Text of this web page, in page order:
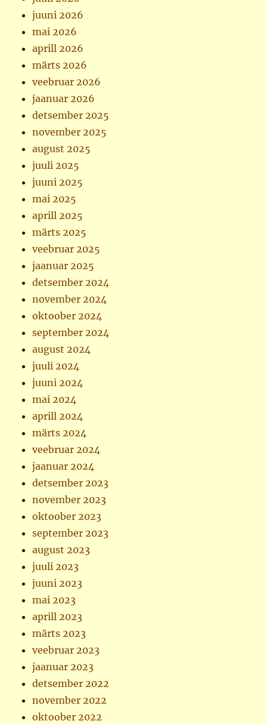
juuni 2026
mai 2026
aprill 2026
märts 2026
veebruar 2026
jaanuar 2026
detsember 2025
november 2025
august 2025
juuli 2025
juuni 2025
mai 2025
aprill 2025
märts 2025
veebruar 2025
jaanuar 2025
detsember 2024
november 2024
oktoober 2024
september 2024
august 2024
juuli 2024
juuni 2024
mai 2024
aprill 2024
märts 2024
veebruar 2024
jaanuar 2024
detsember 2023
november 2023
oktoober 2023
september 2023
august 2023
juuli 2023
juuni 2023
mai 2023
aprill 2023
märts 2023
veebruar 2023
jaanuar 2023
detsember 2022
november 2022
oktoober 2022